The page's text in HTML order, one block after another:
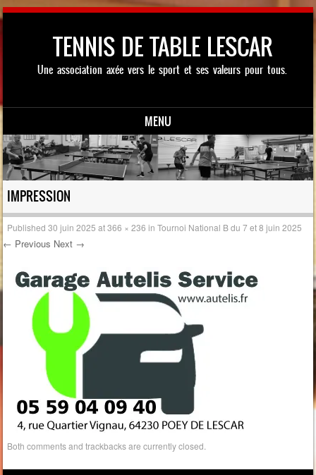
TENNIS DE TABLE LESCAR
Une association axée vers le sport et ses valeurs pour tous.
MENU
Skip to content
IMPRESSION
Published30 juin 2025 at366 × 236 inTournoi National B du 7 et 8 juin 2025
← Previous Next →
Both comments and trackbacks are currently closed.